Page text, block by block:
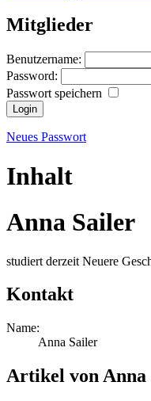
Mitglieder
Benutzername:
Password:
Passwort speichern
Neues Passwort
Inhalt
Anna Sailer
studiert derzeit Neuere
Kontakt
Name:
Anna Sailer
Artikel von Anna